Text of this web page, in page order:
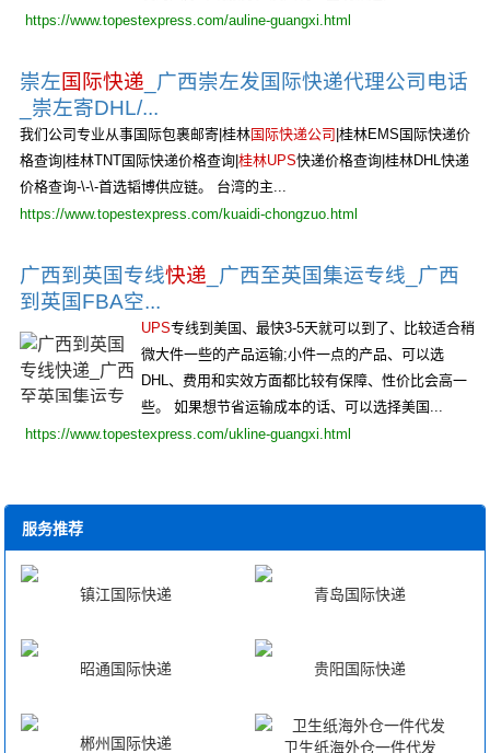
https://www.topestexpress.com/auline-guangxi.html
崇左国际快递 _广西崇左发国际快递代理公司电话
_崇左寄DHL/...
我们公司专业从事国际包裹邮寄|桂林国际快递公司 |桂林EMS国际快递价
格查询|桂林TNT国际快递价格查询| 桂林UPS快递价格查询|桂林DHL快递
价格查询-\-\-首选韬博供应链。 台湾的主...
https://www.topestexpress.com/kuaidi-chongzuo.html
广西到英国专线快递 _广西至英国集运专线_广西
到英国FBA空...
UPS专线到美国、最快3-5天就可以到了、比较适合稍
微大件一些的产品运输;小件一点的产品、可以选
DHL、费用和实效方面都比较有保障、性价比会高一
些。 如果想节省运输成本的话、可以选择美国...
https://www.topestexpress.com/ukline-guangxi.html
服务推荐
镇江国际快递 青岛国际快递
昭通国际快递 贵阳国际快递
郴州国际快递 卫生纸海外仓一件代发